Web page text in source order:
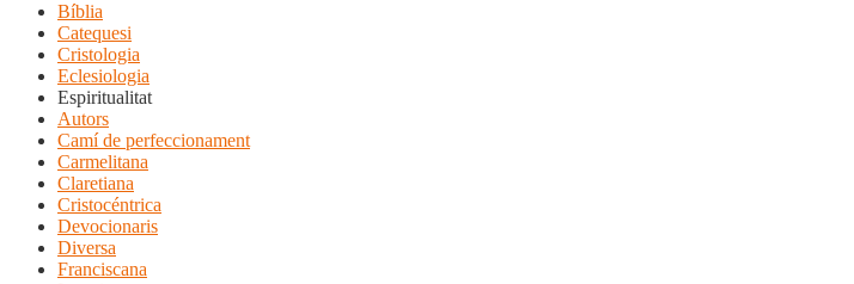
Bíblia
Catequesi
Cristologia
Eclesiologia
Espiritualitat
Autors
Camí de perfeccionament
Carmelitana
Claretiana
Cristocéntrica
Devocionaris
Diversa
Franciscana